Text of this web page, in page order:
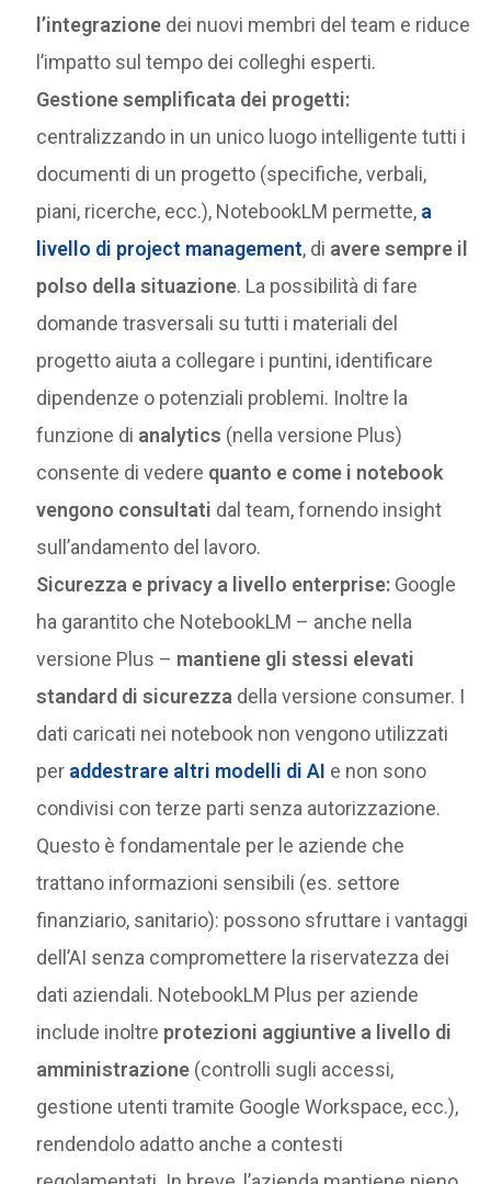
l’integrazione dei nuovi membri del team e riduce
l’impatto sul tempo dei colleghi esperti​.
Gestione semplificata dei progetti:
centralizzando in un unico luogo intelligente tutti i
documenti di un progetto (specifiche, verbali,
piani, ricerche, ecc.), NotebookLM permette, a
livello di project management, di avere sempre il
polso della situazione. La possibilità di fare
domande trasversali su tutti i materiali del
progetto aiuta a collegare i puntini, identificare
dipendenze o potenziali problemi. Inoltre la
funzione di analytics (nella versione Plus)
consente di vedere quanto e come i notebook
vengono consultati dal team, fornendo insight
sull’andamento del lavoro​.
Sicurezza e privacy a livello enterprise: Google
ha garantito che NotebookLM – anche nella
versione Plus – mantiene gli stessi elevati
standard di sicurezza della versione consumer​. I
dati caricati nei notebook non vengono utilizzati
per addestrare altri modelli di AI e non sono
condivisi con terze parti senza autorizzazione​.
Questo è fondamentale per le aziende che
trattano informazioni sensibili (es. settore
finanziario, sanitario): possono sfruttare i vantaggi
dell’AI senza compromettere la riservatezza dei
dati aziendali. NotebookLM Plus per aziende
include inoltre protezioni aggiuntive a livello di
amministrazione (controlli sugli accessi,
gestione utenti tramite Google Workspace, ecc.),
rendendolo adatto anche a contesti